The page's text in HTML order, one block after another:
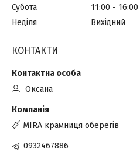
Субота
11:00
16:00
Неділя
Вихідний
КОНТАКТИ
Оксана
MIRA крамниця оберегів
0932467886